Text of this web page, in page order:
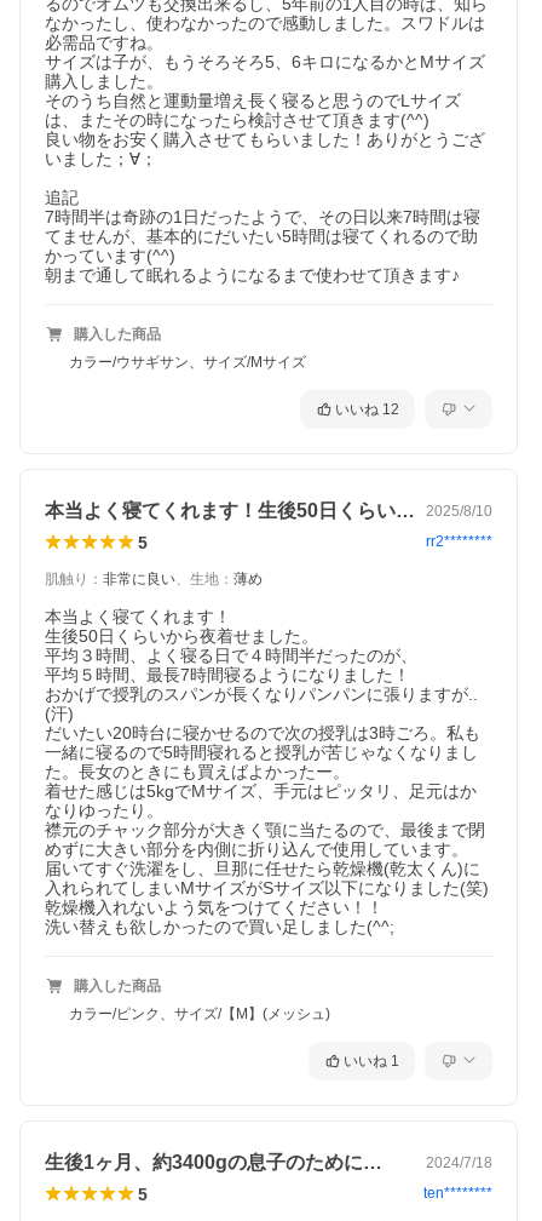
るのでオムツも交換出来るし、5年前の1人目の時は、知ら
なかったし、使わなかったので感動しました。スワドルは
必需品ですね。
サイズは子が、もうそろそろ5、6キロになるかとMサイズ
購入しました。
そのうち自然と運動量増え長く寝ると思うのでLサイズ
は、またその時になったら検討させて頂きます(^^)
良い物をお安く購入させてもらいました！ありがとうござ
いました；∀；
追記
7時間半は奇跡の1日だったようで、その日以来7時間は寝
てませんが、基本的にだいたい5時間は寝てくれるので助
かっています(^^)
朝まで通して眠れるようになるまで使わせて頂きます♪
購入した商品
カラー/ウサギサン、サイズ/Mサイズ
いいね 12
本当よく寝てくれます！生後50日くらい… 2025/8/10
5 rr2********
肌触り ： 非常に良い、 生地 ： 薄め
本当よく寝てくれます！
生後50日くらいから夜着せました。
平均３時間、よく寝る日で４時間半だったのが、
平均５時間、最長7時間寝るようになりました！
おかげで授乳のスパンが長くなりパンパンに張りますが..
(汗)
だいたい20時台に寝かせるので次の授乳は3時ごろ。私も
一緒に寝るので5時間寝れると授乳が苦じゃなくなりまし
た。長女のときにも買えばよかったー。
着せた感じは5kgでMサイズ、手元はピッタリ、足元はか
なりゆったり。
襟元のチャック部分が大きく顎に当たるので、最後まで閉
めずに大きい部分を内側に折り込んで使用しています。
届いてすぐ洗濯をし、旦那に任せたら乾燥機(乾太くん)に
入れられてしまいMサイズがSサイズ以下になりました(笑)
乾燥機入れないよう気をつけてください！！
洗い替えも欲しかったので買い足しました(^^;
購入した商品
カラー/ピンク、サイズ/【M】(メッシュ)
いいね 1
生後1ヶ月、約3400gの息子のために… 2024/7/18
5 ten********